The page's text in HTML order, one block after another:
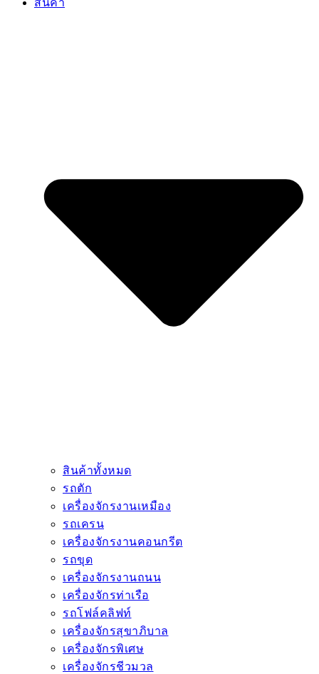
สินค้า
สินค้าทั้งหมด
รถตัก
เครื่องจักรงานเหมือง
รถเครน
เครื่องจักรงานคอนกรีต
รถขุด
เครื่องจักรงานถนน
เครื่องจักรท่าเรือ
รถโฟล์คลิฟท์
เครื่องจักรสุขาภิบาล
เครื่องจักรพิเศษ
เครื่องจักรชีวมวล